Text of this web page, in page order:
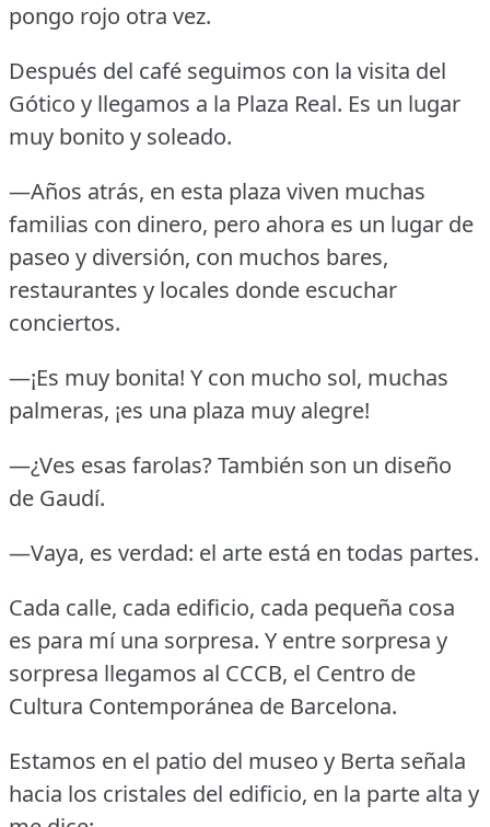
pongo rojo otra vez.
Después del café seguimos con la visita del
Gótico y llegamos a la Plaza Real. Es un lugar
muy bonito y soleado.
—Años atrás, en esta plaza viven muchas
familias con dinero, pero ahora es un lugar de
paseo y diversión, con muchos bares,
restaurantes y locales donde escuchar
conciertos.
—¡Es muy bonita! Y con mucho sol, muchas
palmeras, ¡es una plaza muy alegre!
—¿Ves esas farolas?También son un diseño
de Gaudí.
—Vaya, es verdad: el arte está en todas partes.
Cada calle, cada edificio, cada pequeña cosa
es para mí una sorpresa. Y entre sorpresa y
sorpresa llegamos al CCCB, el Centro de
Cultura Contemporánea de Barcelona.
Estamos en el patio del museo y Berta señala
hacia los cristales del edificio, en la parte alta y